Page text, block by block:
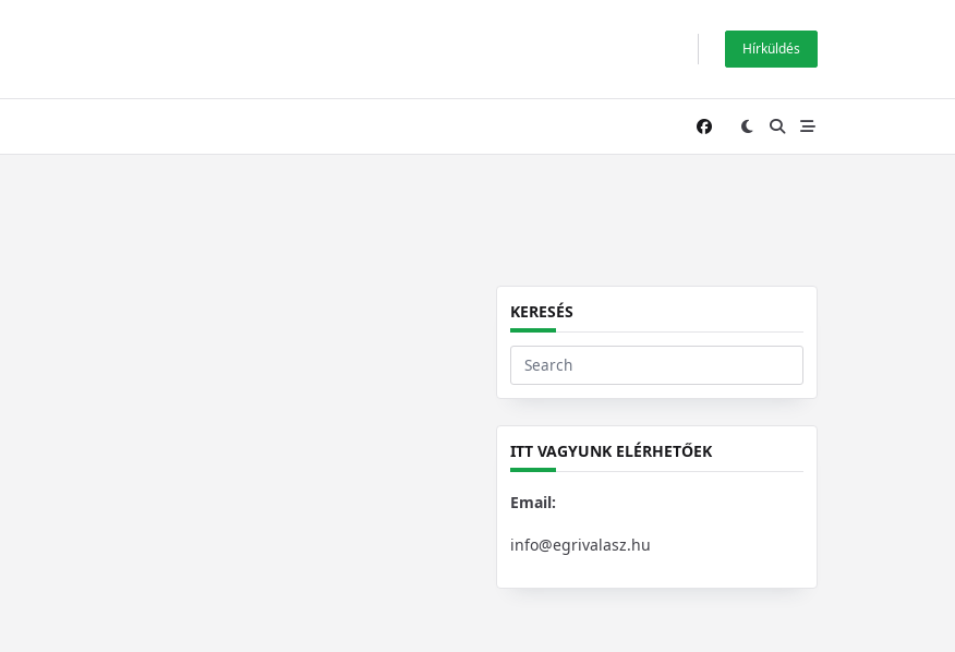
Hírküldés
KERESÉS
Search
for:
ITT VAGYUNK ELÉRHETŐEK
Email:
info@egrivalasz.hu